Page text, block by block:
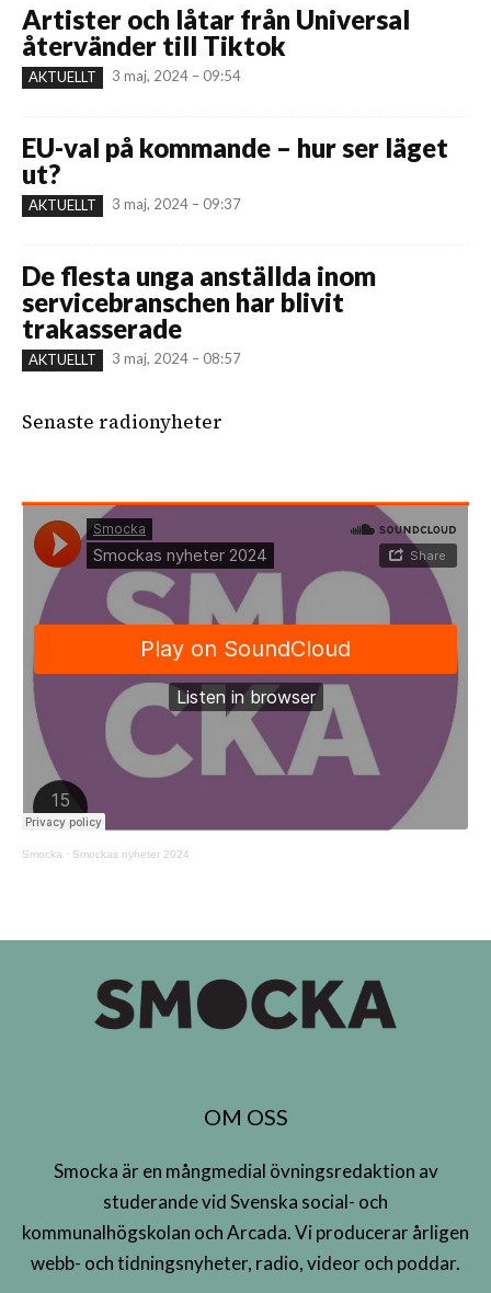
Artister och låtar från Universal
återvänder till Tiktok
AKTUELLT 3 maj, 2024 – 09:54
EU-val på kommande – hur ser läget
ut?
AKTUELLT 3 maj, 2024 – 09:37
De flesta unga anställda inom
servicebranschen har blivit
trakasserade
AKTUELLT 3 maj, 2024 – 08:57
Senaste radionyheter
Smocka · Smockas nyheter 2024
OM OSS
Smocka är en mångmedial övningsredaktion av
studerande vid Svenska social- och
kommunalhögskolan och Arcada. Vi producerar årligen
webb- och tidningsnyheter, radio, videor och poddar.